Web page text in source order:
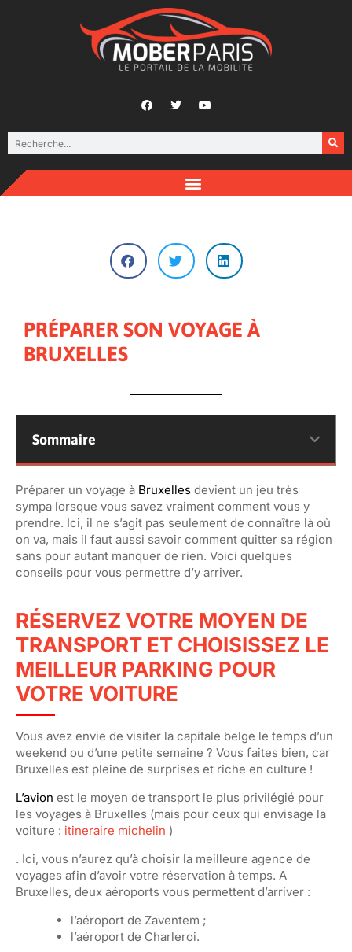
PRÉPARER SON VOYAGE À
BRUXELLES
Sommaire
Préparer un voyage à Bruxelles devient un jeu très
sympa lorsque vous savez vraiment comment vous y
prendre. Ici, il ne s’agit pas seulement de connaître là où
on va, mais il faut aussi savoir comment quitter sa région
sans pour autant manquer de rien. Voici quelques
conseils pour vous permettre d’y arriver.
RÉSERVEZ VOTRE MOYEN DE
TRANSPORT ET CHOISISSEZ LE
MEILLEUR PARKING POUR
VOTRE VOITURE
Vous avez envie de visiter la capitale belge le temps d’un
weekend ou d’une petite semaine ? Vous faites bien, car
Bruxelles est pleine de surprises et riche en culture !
L’avion est le moyen de transport le plus privilégié pour
les voyages à Bruxelles (mais pour ceux qui envisage la
voiture : itineraire michelin )
. Ici, vous n’aurez qu’à choisir la meilleure agence de
voyages afin d’avoir votre réservation à temps. A
Bruxelles, deux aéroports vous permettent d’arriver :
l’aéroport de Zaventem ;
l’aéroport de Charleroi.